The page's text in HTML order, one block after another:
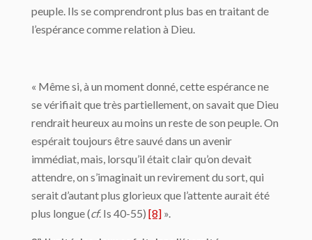
peuple. Ils se comprendront plus bas en traitant de
l’espérance comme relation à Dieu.
« Même si, à un moment donné, cette espérance ne
se vérifiait que très partiellement, on savait que Dieu
rendrait heureux au moins un reste de son peuple. On
espérait toujours être sauvé dans un avenir
immédiat, mais, lorsqu’il était clair qu’on devait
attendre, on s’imaginait un revirement du sort, qui
serait d’autant plus glorieux que l’attente aurait été
plus longue (cf. Is 40-55) [8] ».